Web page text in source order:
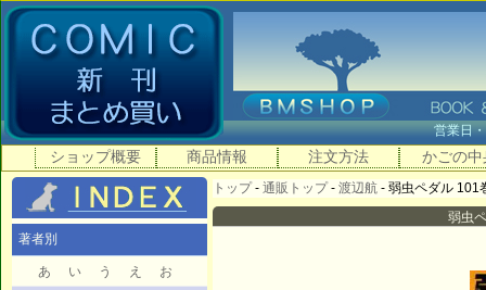
営業
ショップ概要 商品情報 注文方法 かごの中
著者別
あ い う え
お
トップ- 通販トップ- 渡辺航 - 弱虫ペダル 101
弱虫